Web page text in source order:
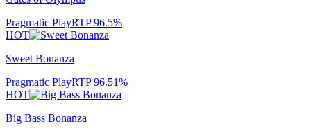
Pragmatic PlayRTP96.5%
HOT
Sweet Bonanza
Pragmatic PlayRTP96.51%
HOT
Big Bass Bonanza